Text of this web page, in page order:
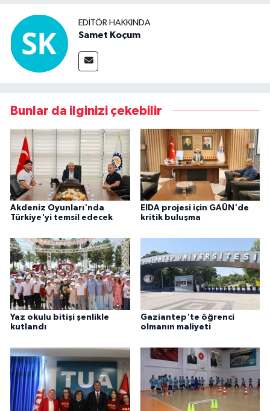
EDITÖR HAKKINDA
Samet Koçum
Bunlar da ilginizi çekebilir
Akdeniz Oyunları'nda
Türkiye'yi temsil edecek
EIDA projesi için GAÜN'de
kritik buluşma
Yaz okulu bitişi şenlikle
kutlandı
Gaziantep'te öğrenci
olmanın maliyeti